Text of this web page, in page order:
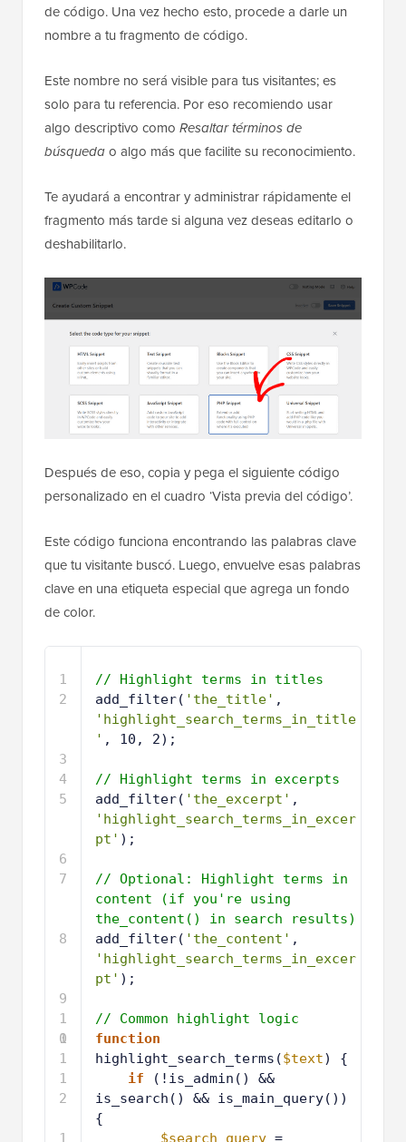
de código. Una vez hecho esto, procede a darle un
nombre a tu fragmento de código.
Este nombre no será visible para tus visitantes; es
solo para tu referencia. Por eso recomiendo usar
algo descriptivo como Resaltar términos de
búsquedao algo más que facilite su reconocimiento.
Te ayudará a encontrar y administrar rápidamente el
fragmento más tarde si alguna vez deseas editarlo o
deshabilitarlo.
Después de eso, copia y pega el siguiente código
personalizado en el cuadro ‘Vista previa del código’.
Este código funciona encontrando las palabras clave
que tu visitante buscó. Luego, envuelve esas palabras
clave en una etiqueta especial que agrega un fondo
de color.
1
2
3
4
5
6
7
8
9
1
0
1
1
1
2
1
// Highlight terms in titles
add_filter( 'the_title'
'highlight_search_terms_in_title
' , 10, 2);
// Highlight terms in excerpts
add_filter( 'the_excerpt'
'highlight_search_terms_in_excer
pt' );
// Optional: Highlight terms in
content (if you're using
the_content() in search results)
add_filter( 'the_content'
'highlight_search_terms_in_excer
pt' );
// Common highlight logic
function
highlight_search_terms($text) {
if
(!is_admin() &&
is_search() && is_main_query())
{
$search_query =